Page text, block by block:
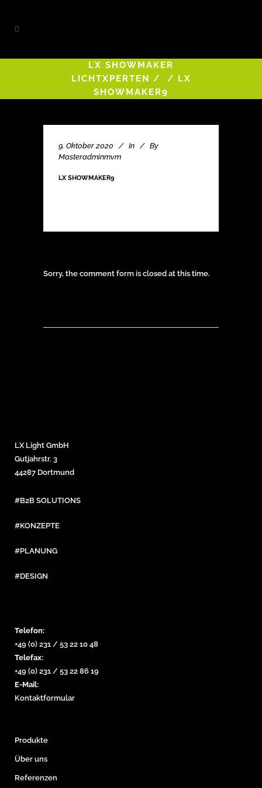
LX SHOWMAKER
LICHTXPERTEN / / LX
SHOWMAKER9
9. Oktober 2020 In
By
Masteradminmvm
LX SHOWMAKER9
Sorry, the comment form is closed at this time.
LX Light GmbH
Gutjahrstr. 3
44287 Dortmund
#B2B SOLUTIONS
#KONZEPTE
#PLANUNG
#DESIGN
Telefon:
+49 (0) 231 / 53 22 10 48
Telefax:
+49 (0) 231 / 53 22 86 19
E-Mail:
Kontaktformular
Produkte
Über uns
Referenzen